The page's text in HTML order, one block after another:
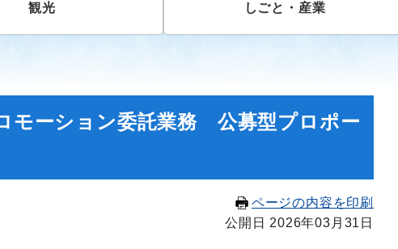
観光 しごと・産業
モーション委託業務 公募型プロポー
ページの内容を印刷
公開日 2026年03月31日